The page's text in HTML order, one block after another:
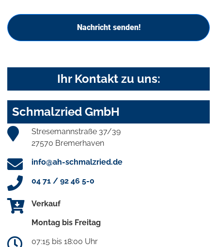
Nachricht senden!
Ihr Kontakt zu uns:
Schmalzried GmbH
Stresemannstraße 37/39
27570 Bremerhaven
info@ah-schmalzried.de
04 71 / 92 46 5-0
Verkauf
Montag bis Freitag
07:15 bis 18:00 Uhr